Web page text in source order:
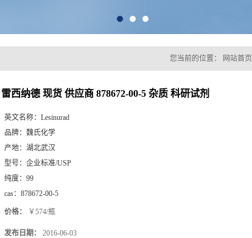
您当前的位置： 网站首页
雷西纳德 现货 供应商 878672-00-5 杂质 科研试剂
英文名称： Lesinurad
品牌： 魏氏化学
产地： 湖北武汉
型号： 企业标准/USP
纯度： 99
cas： 878672-00-5
价格： ￥574/瓶
发布日期： 2016-06-03